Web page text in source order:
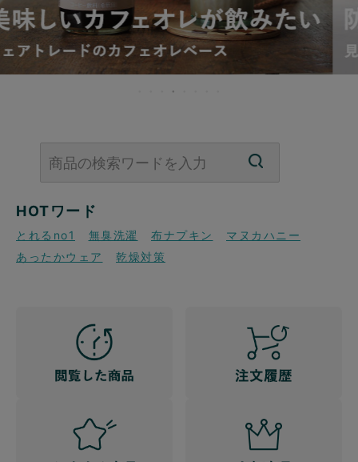
HOTワード
とれるno1 無臭洗濯 布ナプキン
マヌカハニー
あったかウェア
乾燥対策